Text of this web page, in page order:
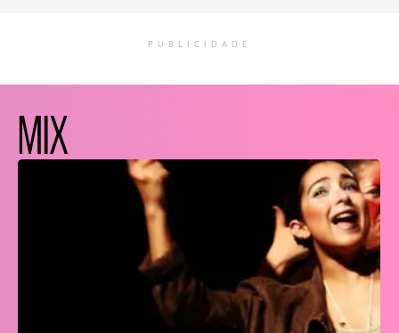
PUBLICIDADE
MIX